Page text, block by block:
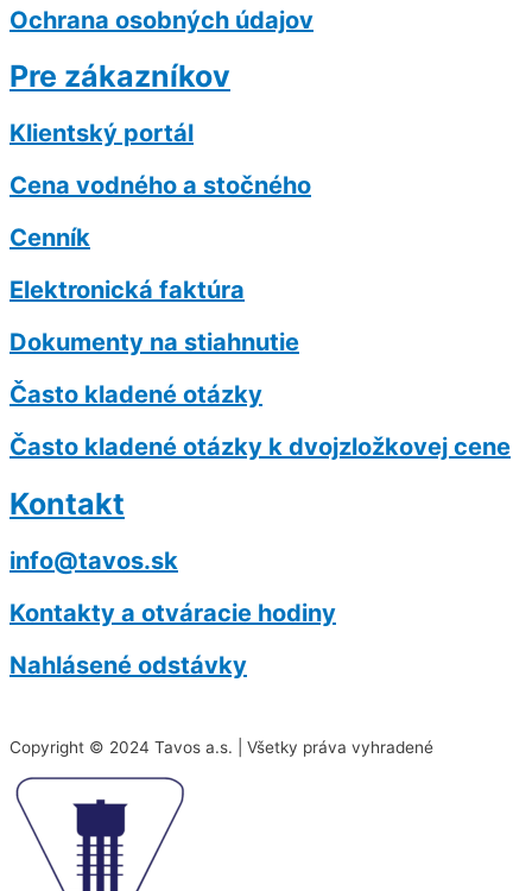
Ochrana osobných údajov
Pre zákazníkov
Klientský portál
Cena vodného a stočného
Cenník
Elektronická faktúra
Dokumenty na stiahnutie
Často kladené otázky
Často kladené otázky k dvojzložkovej cene
Kontakt
info@tavos.sk
Kontakty a otváracie hodiny
Nahlásené odstávky
Copyright © 2024 Tavos a.s. | Všetky práva vyhradené